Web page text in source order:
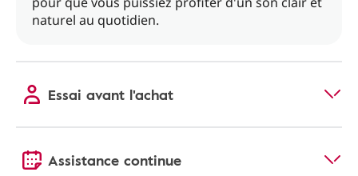
naturel au quotidien.
Essai avant l'achat
Assistance continue